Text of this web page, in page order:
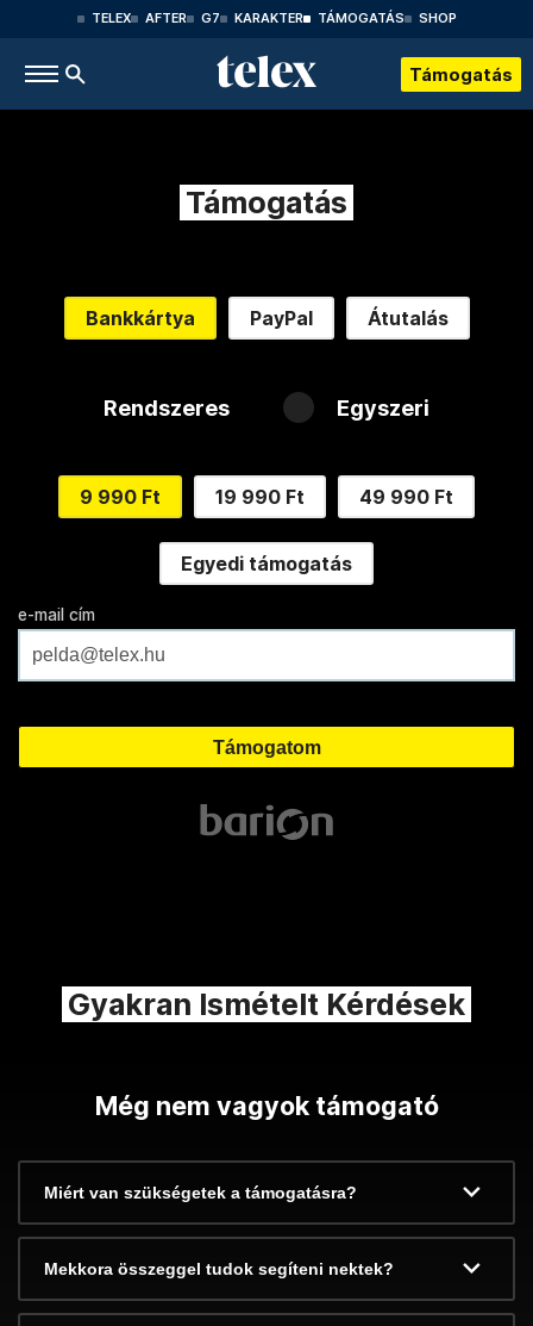
TELEX AFTER G7 KARAKTER TÁMOGATÁS SHOP
Támogatás
Támogatás
Bankkártya PayPal Átutalás
Rendszeres Egyszeri
9 990 Ft 19 990 Ft 49 990 Ft
Egyedi támogatás
e-mail cím
Gyakran Ismételt Kérdések
Még nem vagyok támogató
Miért van szükségetek a támogatásra?
Mekkora összeggel tudok segíteni nektek?